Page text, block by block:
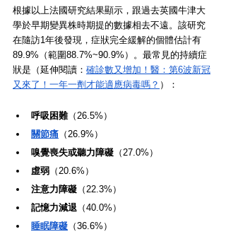
根據以上法國研究結果顯示，跟過去英國牛津大
學於早期變異株時期提的數據相去不遠。該研究
在隨訪1年後發現，症狀完全緩解的個體估計有
89.9%（範圍88.7%~90.9%）。最常見的持續症
狀是（延伸閱讀： 確診數又增加！醫：第6波新冠
又來了！一年一劑才能適應病毒嗎？ ）：
呼吸困難（26.5%）
關節痛 （26.9%）
嗅覺喪失或聽力障礙 （27.0%）
虛弱 （20.6%）
注意力障礙 （22.3%）
記憶力減退 （40.0%）
睡眠障礙 （36.6%）